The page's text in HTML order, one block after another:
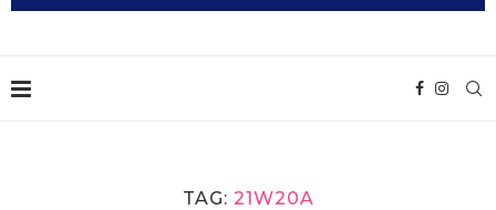
TAG: 21W20A